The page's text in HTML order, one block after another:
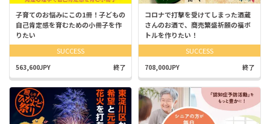
子育てのお悩みにこの1冊！子どもの
自己肯定感を育むための小冊子を作
りたい
SUCCESS
563,600JPY 終了
コロナで打撃を受けてしまった酒蔵
さんのお酒で、商売繁盛祈願の福ボ
トルを作りたい！
SUCCESS
708,000JPY 終了